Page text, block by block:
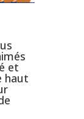
et
haut